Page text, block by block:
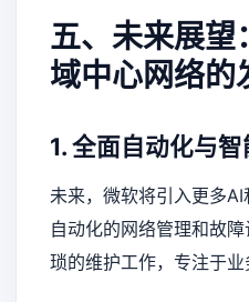
五、未来展望
域中心网络的
1. 全面自动化与
未来，微软将引入更多
自动化的网络管理和故
琐的维护工作，专注于业